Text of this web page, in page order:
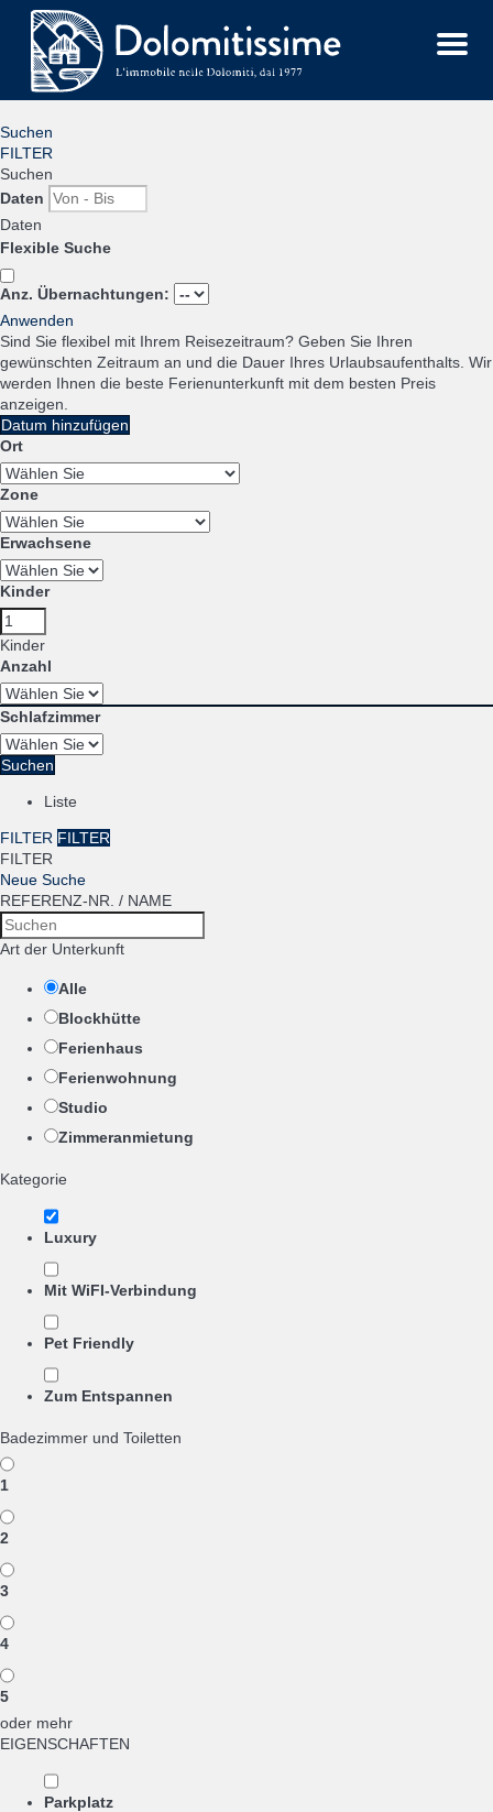
Menu
Suchen
FILTER
Suchen
Daten
Daten
Flexible Suche
Anz. Übernachtungen:
Anwenden
Sind Sie flexibel mit Ihrem Reisezeitraum? Geben Sie Ihren
gewünschten Zeitraum an und die Dauer Ihres Urlaubsaufenthalts. Wir
werden Ihnen die beste Ferienunterkunft mit dem besten Preis
anzeigen.
Datum hinzufügen
Ort
Zone
Erwachsene
Kinder
Kinder
Anzahl
Schlafzimmer
Suchen
Liste
FILTER FILTER
FILTER
Neue Suche
REFERENZ-NR. / NAME
Art der Unterkunft
Alle
Blockhütte
Ferienhaus
Ferienwohnung
Studio
Zimmeranmietung
Kategorie
Luxury
Mit WiFI-Verbindung
Pet Friendly
Zum Entspannen
Badezimmer und Toiletten
1
2
3
4
5
oder mehr
EIGENSCHAFTEN
Parkplatz